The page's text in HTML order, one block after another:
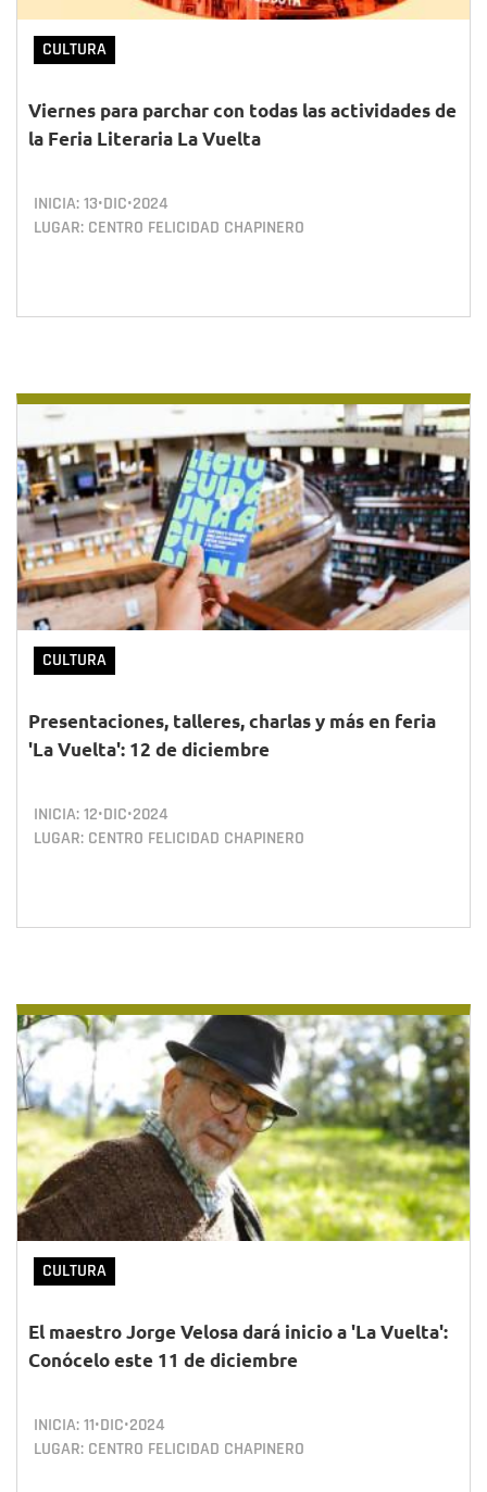
CULTURA
Viernes para parchar con todas las actividades de
la Feria Literaria La Vuelta
INICIA:13•DIC•2024
LUGAR: CENTRO FELICIDAD CHAPINERO
CULTURA
Presentaciones, talleres, charlas y más en feria
'La Vuelta': 12 de diciembre
INICIA:12•DIC•2024
LUGAR: CENTRO FELICIDAD CHAPINERO
CULTURA
El maestro Jorge Velosa dará inicio a 'La Vuelta':
Conócelo este 11 de diciembre
INICIA:11•DIC•2024
LUGAR: CENTRO FELICIDAD CHAPINERO